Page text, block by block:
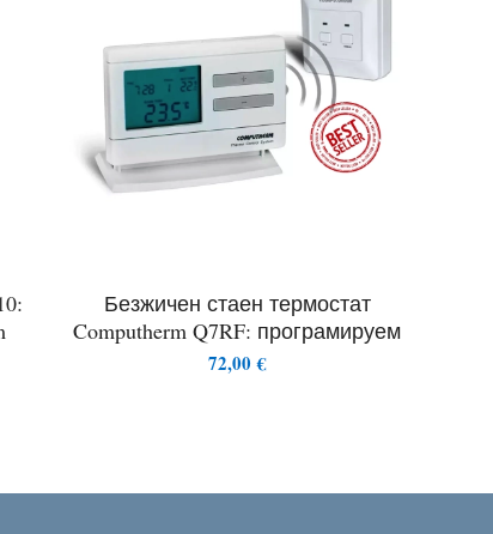
Безжичен стаен термостат
Computherm Q7RF: програмируем
72,00€